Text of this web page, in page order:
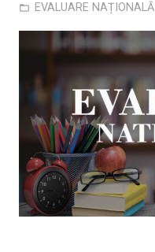
folder_open EVALUARE NAȚIONALĂ